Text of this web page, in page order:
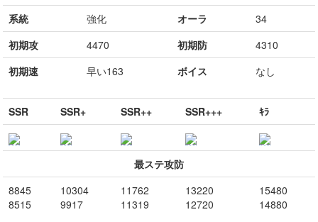
系統
強化 オーラ
34
初期攻
4470 初期防
4310
初期速
早い163 ボイス なし
SSR SSR+ SSR++ SSR+++ ｷﾗ
最ステ攻防
8845
8515
10304
9917
11762
11319
13220
12720
15480
14880